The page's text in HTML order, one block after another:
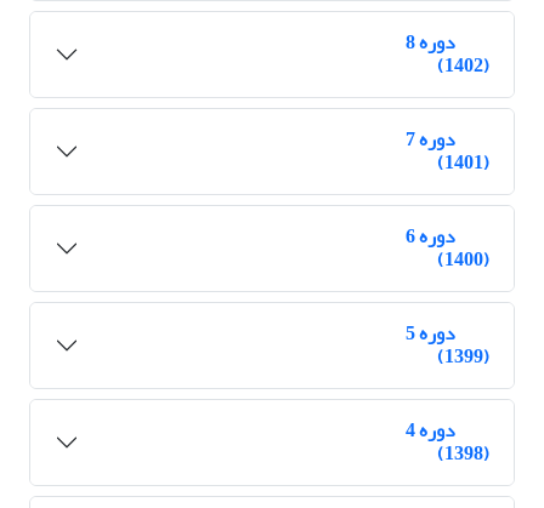
دوره 8
(1402)
دوره 7
(1401)
دوره 6
(1400)
دوره 5
(1399)
دوره 4
(1398)